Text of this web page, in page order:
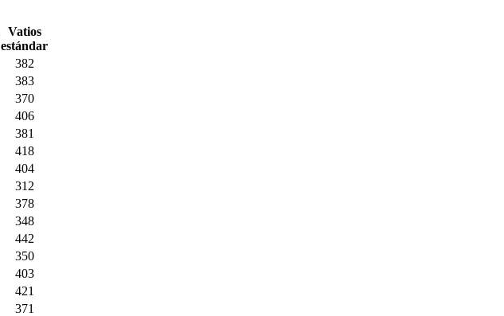
Vatios
estándar
382
383
370
406
381
418
404
312
378
348
442
350
403
421
371